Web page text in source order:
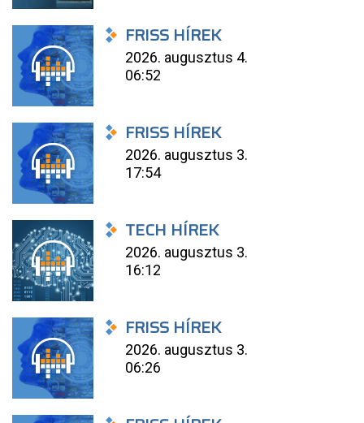
FRISS HÍREK
2026. augusztus 4.
06:52
FRISS HÍREK
2026. augusztus 3.
17:54
TECH HÍREK
2026. augusztus 3.
16:12
FRISS HÍREK
2026. augusztus 3.
06:26